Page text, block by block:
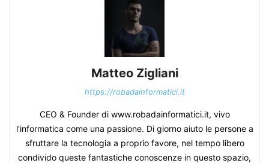
Matteo Zigliani
https://robadainformatici.it
CEO & Founder di www.robadainformatici.it, vivo
l'informatica come una passione. Di giorno aiuto le persone a
sfruttare la tecnologia a proprio favore, nel tempo libero
condivido queste fantastiche conoscenze in questo spazio,